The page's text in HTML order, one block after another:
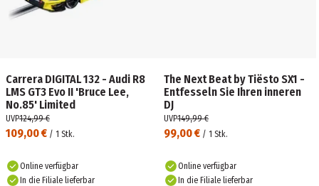
Carrera DIGITAL 132 - Audi R8
LMS GT3 Evo II 'Bruce Lee,
No.85' Limited
109,00 € / 1 Stk.
UVP124,99 €
Online verfügbar
In die Filiale lieferbar
The Next Beat by Tiësto SX1 -
Entfesseln Sie Ihren inneren
DJ
99,00 € / 1 Stk.
UVP149,99 €
Online verfügbar
In die Filiale lieferbar